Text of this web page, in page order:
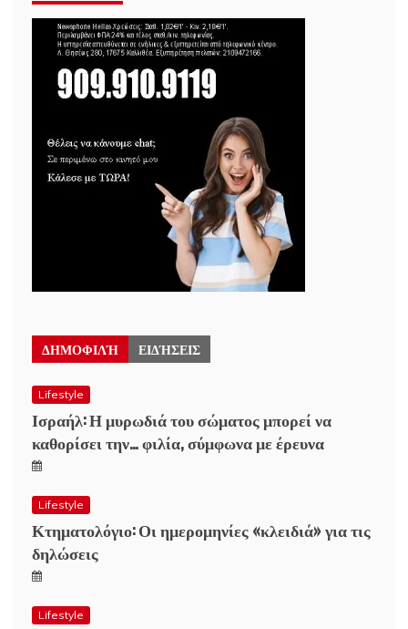
ΔΗΜΟΦΙΛΉ ΕΙΔΉΣΕΙΣ
Lifestyle
Ισραήλ: Η μυρωδιά του σώματος μπορεί να
καθορίσει την… φιλία, σύμφωνα με έρευνα
Lifestyle
Κτηματολόγιο: Οι ημερομηνίες «κλειδιά» για τις
δηλώσεις
Lifestyle